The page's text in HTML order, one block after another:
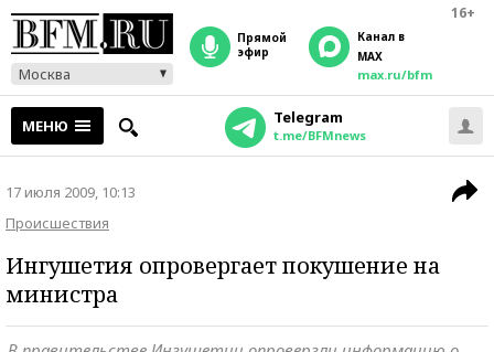
16+
Москва
прямой
эфир
Канал в
MAX
max.ru/bfm
МЕНЮ Telegram
t.me/BFMnews
17 июля 2009, 10:13
Происшествия
Ингушетия опровергает покушение на
министра